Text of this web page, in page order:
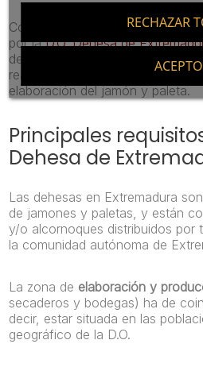
RECHAZAR
ACEPTO
Con la finalidad de garantizar
por laD.O. Dehesa de
de la Denominación de Origen
realiza numerosos controles
elaboración del jamón y paleta.
Principales
Dehesa de
Las dehesas en Extremadura
de jamones y paletas, y están
y/o alcornoques distribuidos por
la comunidad autónoma de
La zona de elaboración y
secaderos y bodegas) ha de
decir, estar situada en las
geográfico de la D.O.